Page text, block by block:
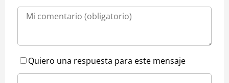
Quiero una respuesta para este mensaje